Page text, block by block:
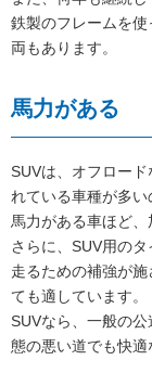
鉄製のフレームを
両もあります。
馬力がある
SUVは、オフロー
れている車種が多い
馬力がある車ほど、
さらに、SUV用の
走るための補強が
ても適しています。
SUVなら、一般の
態の悪い道でも快適